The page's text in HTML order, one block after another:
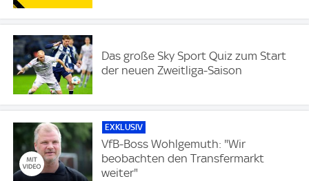
Das große Sky Sport Quiz zum Start
der neuen Zweitliga-Saison
EXKLUSIV
VfB-Boss Wohlgemuth: "Wir
beobachten den Transfermarkt
weiter"